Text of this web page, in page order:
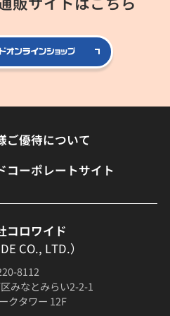
公式コロ
ご優待について
コーポレートサイト
コロワイド
CO., LTD.）
8112
みなとみらい2-2-1
クタワー 12F